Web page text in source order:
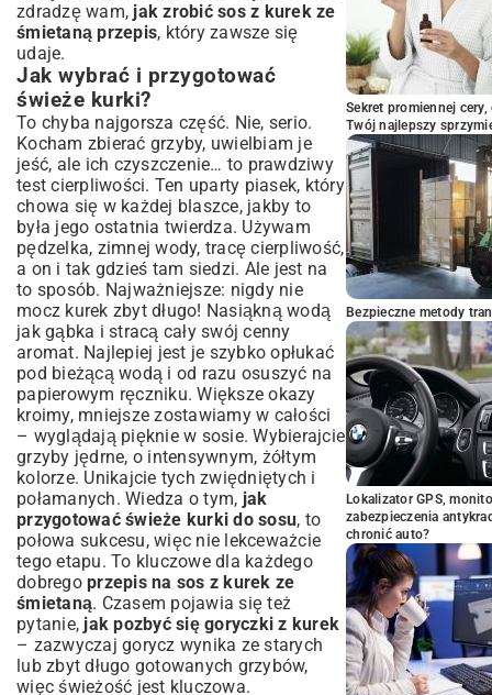
zdradzę wam, jak zrobić sos z kurek ze
śmietaną przepis, który zawsze się
udaje.
Jak wybrać i przygotować
świeże kurki?
To chyba najgorsza część. Nie, serio.
Kocham zbierać grzyby, uwielbiam je
jeść, ale ich czyszczenie… to prawdziwy
test cierpliwości. Ten uparty piasek, który
chowa się w każdej blaszce, jakby to
była jego ostatnia twierdza. Używam
pędzelka, zimnej wody, tracę cierpliwość,
a on i tak gdzieś tam siedzi. Ale jest na
to sposób. Najważniejsze: nigdy nie
mocz kurek zbyt długo! Nasiąkną wodą
jak gąbka i stracą cały swój cenny
aromat. Najlepiej jest je szybko opłukać
pod bieżącą wodą i od razu osuszyć na
papierowym ręczniku. Większe okazy
kroimy, mniejsze zostawiamy w całości
– wyglądają pięknie w sosie. Wybierajcie
grzyby jędrne, o intensywnym, żółtym
kolorze. Unikajcie tych zwiędniętych i
połamanych. Wiedza o tym, jak
przygotować świeże kurki do sosu, to
połowa sukcesu, więc nie lekceważcie
tego etapu. To kluczowe dla każdego
dobrego przepis na sos z kurek ze
śmietaną. Czasem pojawia się też
pytanie, jak pozbyć się goryczki z kurek
– zazwyczaj gorycz wynika ze starych
lub zbyt długo gotowanych grzybów,
więc świeżość jest kluczowa.
Sekret promiennej
Twój najlepszy
Bezpieczne metody
Lokalizator GPS,
zabezpieczenia
chronić auto?